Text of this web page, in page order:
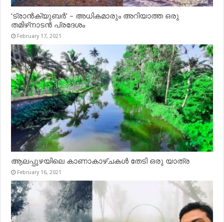
‘ട്രാൻക്യുബർ’ – അധികമാരും അറിയാത്ത ഒരു
തമിഴ്‌നാടൻ പ്രദേശം
February 17, 2021
ആലപ്പുഴയിലെ കാണാകാഴ്ചകൾ തേടി ഒരു യാത്ര
February 16, 2021